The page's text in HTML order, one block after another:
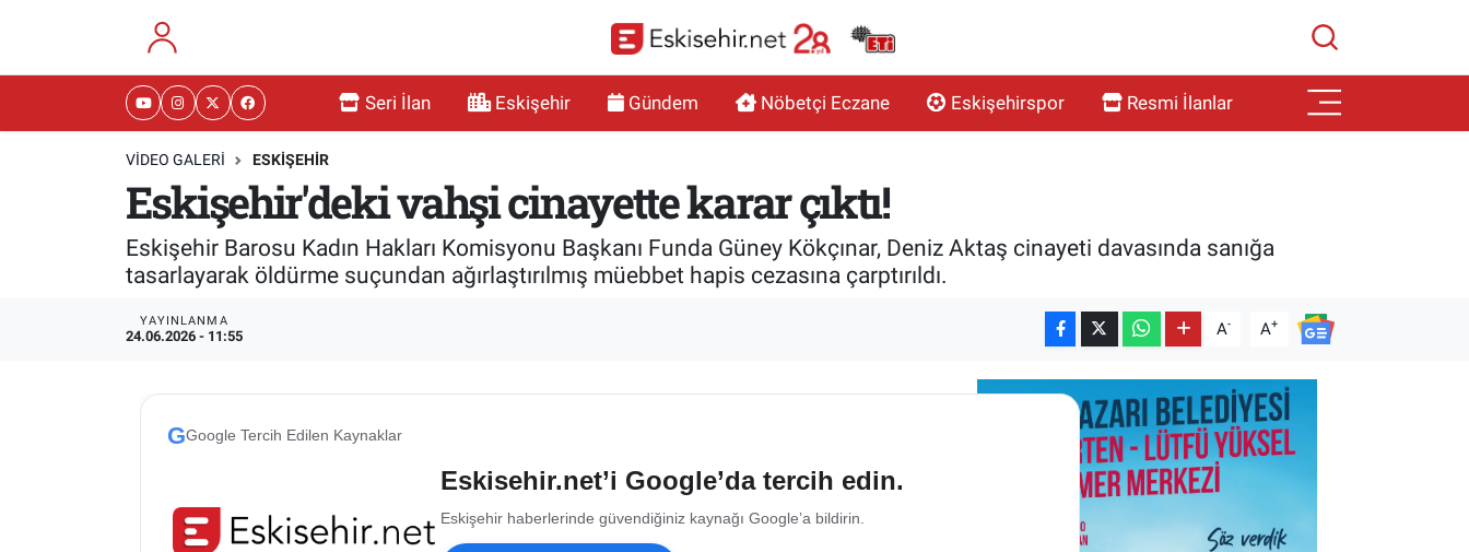
Seri İlan Eskişehir Gündem Nöbetçi Eczane Eskişehirspor Resmi İlanlar
VIDEO GALERI ESKİŞEHİR
Eskişehir'deki vahşi cinayette karar çıktı!
Eskişehir Barosu Kadın Hakları Komisyonu Başkanı Funda Güney Kökçınar, Deniz Aktaş cinayeti davasında sanığa
tasarlayarak öldürme suçundan ağırlaştırılmış müebbet hapis cezasına çarptırıldı.
YAYINLANMA
24.06.2026 - 11:55 A- A+
GGoogle Tercih Edilen Kaynaklar
Eskisehir.net’i Google’da tercih edin.
Eskişehir haberlerinde güvendiğiniz kaynağı Google’a bildirin.
RESMİ İLANLAR
ESKİŞEHİR NÖBETÇİ ECZANELER
Eskişehir Nöbetçi Eczaneler
Eskişehir Namaz Vakitleri
Eskişehir Trafik Yoğunluk Haritası